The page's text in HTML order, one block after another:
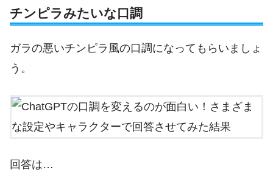
チンピラみたいな口調
ガラの悪いチンピラ風の口調になってもらいましょ
う。
回答は…